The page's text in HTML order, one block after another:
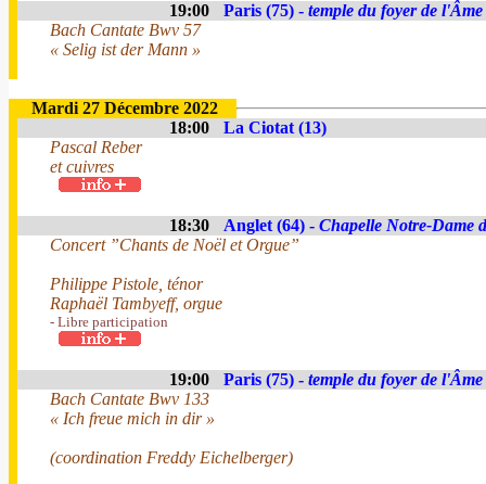
19:00 Paris (75) - temple du foyer de l'Âme
Bach Cantate Bwv 57
« Selig ist der Mann »
Mardi 27 Décembre 2022
18:00
La Ciotat (13)
Pascal Reber
et cuivres
18:30 Anglet (64) - Chapelle Notre-Dame
Concert ”Chants de Noël et Orgue”
Philippe Pistole, ténor
Raphaël Tambyeff, orgue
- Libre participation
19:00 Paris (75) - temple du foyer de l'Âme
Bach Cantate Bwv 133
« Ich freue mich in dir »
(coordination Freddy Eichelberger)